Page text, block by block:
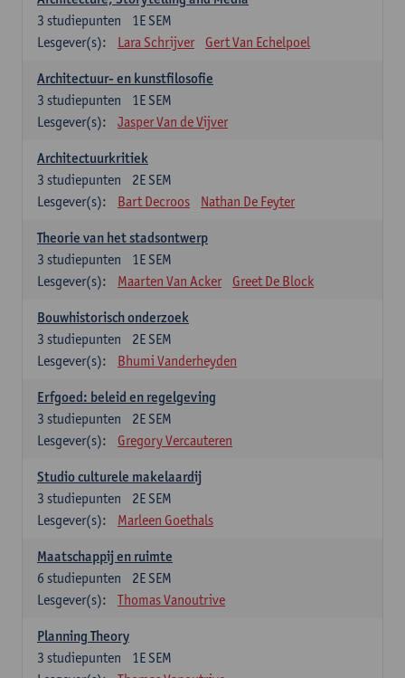
1E SEM
3 studiepunten
Lesgever(s):
Lara Schrijver Gert Van Echelpoel
Architectuur- en kunstfilosofie
1E SEM
3 studiepunten
Lesgever(s):
Jasper Van de Vijver
Architectuurkritiek
2E SEM
3 studiepunten
Lesgever(s):
Bart Decroos Nathan De Feyter
Theorie van het stadsontwerp
1E SEM
3 studiepunten
Lesgever(s):
Maarten Van Acker Greet De Block
Bouwhistorisch onderzoek
2E SEM
3 studiepunten
Lesgever(s):
Bhumi Vanderheyden
Erfgoed: beleid en regelgeving
2E SEM
3 studiepunten
Lesgever(s):
Gregory Vercauteren
Studio culturele makelaardij
2E SEM
3 studiepunten
Lesgever(s):
Marleen Goethals
Maatschappij en ruimte
2E SEM
6 studiepunten
Lesgever(s):
Thomas Vanoutrive
Planning Theory
1E SEM
3 studiepunten